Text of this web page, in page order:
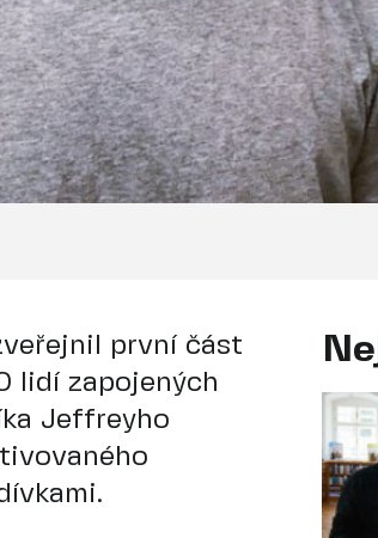
první část
lidí zapojených
Jeffreyho